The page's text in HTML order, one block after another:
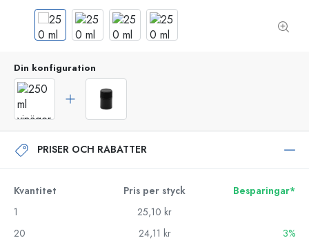
Din konfiguration
PRISER OCH RABATTER
Kvantitet Pris per styck
Besparingar*
1
25,10 kr
20
24,11 kr
3%